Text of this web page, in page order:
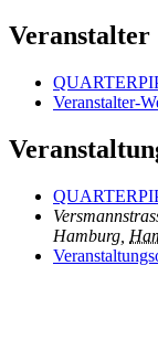
Veranstalter
Veranstalter-
Hamburg